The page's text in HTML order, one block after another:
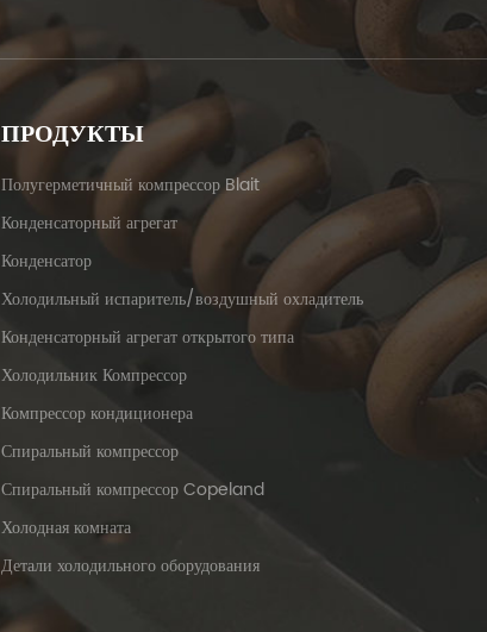
ПРОДУКТЫ
Полугерметичный компрессор Blait
Конденсаторный агрегат
Конденсатор
Холодильный испаритель/воздушный охладитель
Конденсаторный агрегат открытого типа
Холодильник Компрессор
Компрессор кондиционера
Спиральный компрессор
Спиральный компрессор Copeland
Холодная комната
Детали холодильного оборудования